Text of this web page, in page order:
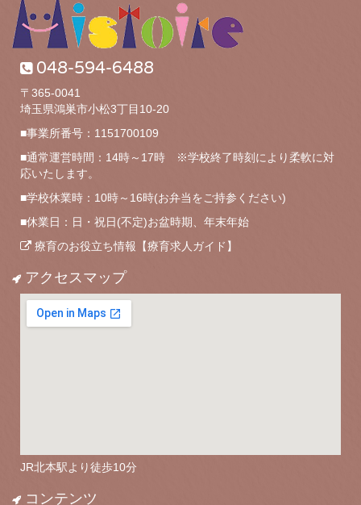
048-594-6488
〒365-0041
埼玉県鴻巣市小松3丁目10-20
■事業所番号：1151700109
■通常運営時間：14時～17時 ※学校終了時刻により柔軟に対
応いたします。
■学校休業時：10時～16時(お弁当をご持参ください)
■休業日：日・祝日(不定)お盆時期、年末年始
療育のお役立ち情報【療育求人ガイド】
アクセスマップ
JR北本駅より徒歩10分
コンテンツ